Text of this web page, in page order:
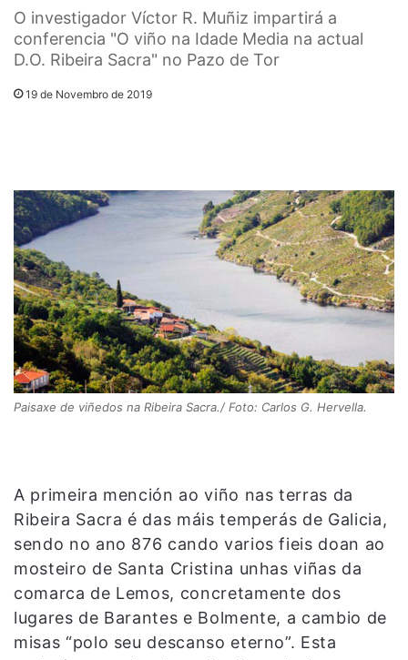
O investigador Víctor R. Muñiz impartirá a
conferencia "O viño na Idade Media na actual
D.O. Ribeira Sacra" no Pazo de Tor
19 de Novembro de 2019
Paisaxe de viñedos na Ribeira Sacra./ Foto: Carlos G. Hervella.
A primeira mención ao viño nas terras da
Ribeira Sacra é das máis temperás de Galicia,
sendo no ano 876 cando varios fieis doan ao
mosteiro de Santa Cristina unhas viñas da
comarca de Lemos, concretamente dos
lugares de Barantes e Bolmente, a cambio de
misas “polo seu descanso eterno”. Esta